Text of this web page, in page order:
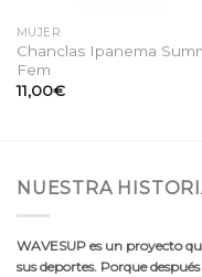
MUJER
Chanclas Ipanema
Fem
11,00€
NUESTRA
WAVESUP es un proyecto
sus deportes. Porque